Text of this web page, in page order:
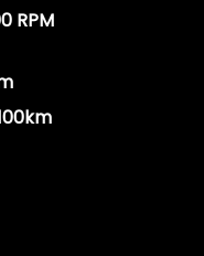
RPM